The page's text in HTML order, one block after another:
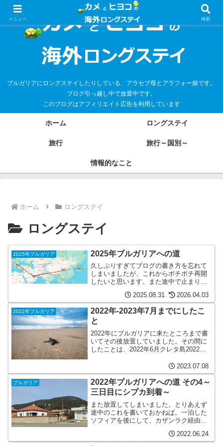
ブルガリアにロングステイしたりしている、アラセブ母とアラフォー娘です。
ブログ引っ越し中で放置中です。
このブログはアフィリエイト広告を利用しています
ホーム ロングステイ
旅行 旅行～国別～
情報的なこと
ホーム ロングステイ
ロングステイ
2025年ブルガリア 2025年ブルガリアへの道
久しぶりすぎてブログの書き方を忘れて
しまいましたが、これからボチボチ再開
したいと思います。また途中で止まりそ
と思います。とりあえずは、2025年にブ
ルガリアへの旅程について書いていきま
す。日本からブルガリ...
2025.08.31 2026.04.03
2022年ブルガリア
2022年-2023年7月までにしたこ
と
2022年にブルガリアに来たところまで書
いてその後放置していました。その間に
したことは、2022年6月クレタ島2022年9
リアへ2023年5月日本一時帰国2023年6月
ブルガリアへという感じです...
2023.07.08
ブルガリア
2022年ブルガリアへの道 その4～
三日目にシプカ到着～
また放置してしまいました。とりあえず
途中のこれを書いておかねば。一泊した
ソフィアを後にして、カザンラク経由で
ザンラクは電車でソフィアからカザンラ
クまでは電車で移動しました。宿から駅
2022.06.24
メニュー 検索